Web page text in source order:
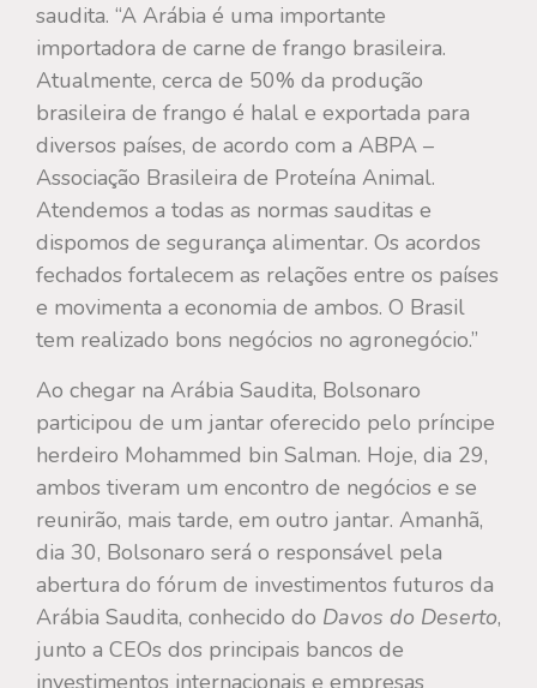
saudita. “A Arábia é uma importante
importadora de carne de frango brasileira.
Atualmente, cerca de 50% da produção
brasileira de frango é halal e exportada para
diversos países, de acordo com a ABPA –
Associação Brasileira de Proteína Animal.
Atendemos a todas as normas sauditas e
dispomos de segurança alimentar. Os acordos
fechados fortalecem as relações entre os países
e movimenta a economia de ambos. O Brasil
tem realizado bons negócios no agronegócio.”
Ao chegar na Arábia Saudita, Bolsonaro
participou de um jantar oferecido pelo príncipe
herdeiro Mohammed bin Salman. Hoje, dia 29,
ambos tiveram um encontro de negócios e se
reunirão, mais tarde, em outro jantar. Amanhã,
dia 30, Bolsonaro será o responsável pela
abertura do fórum de investimentos futuros da
Arábia Saudita, conhecido do Davos do Deserto,
junto a CEOs dos principais bancos de
investimentos internacionais e empresas